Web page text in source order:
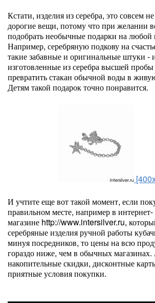
Кстати, изделия из серебра, это совсем
дорогие вещи, потому что при желании
подобрать необычные подарки на любой
Например, серебряную подкову на
такие забавные и оригинальные штуки -
изготовленные из серебра высшей
превратить стакан обычной воды в
Детям такой подарок точно понравится.
И учтите еще вот такой момент, если
правильном месте, например в интернет-
магазине http://www.intersilver.ru,
серебряные изделия ручной работы
минуя посредников, то цены на всю
гораздо ниже, чем в обычных
накопительные скидки, дисконтные
приятные условия покупки.